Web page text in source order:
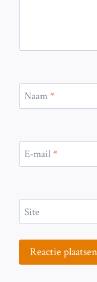
Naam*
E-mail*
Site